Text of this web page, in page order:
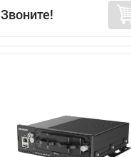
Звоните!